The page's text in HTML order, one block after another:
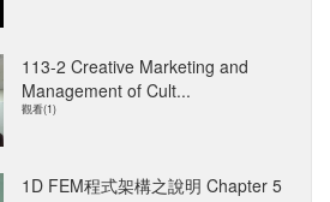
113-2 Creative Marketing and
Management of Cult...
觀看(1)
1D FEM程式架構之說明 Chapter 5